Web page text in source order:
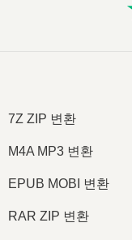
7Z ZIP 변환
M4A MP3 변환
EPUB MOBI 변환
RAR ZIP 변환